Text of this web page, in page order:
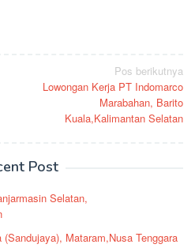
Pos berikutnya
Lowongan Kerja PT Indomarco
Marabahan, Barito
Kuala,Kalimantan Selatan
Post
Selatan,
Mataram,Nusa Tenggara